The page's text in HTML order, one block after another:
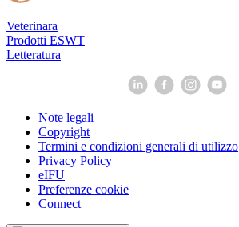
Veterinara
Prodotti ESWT
Letteratura
Note legali
Copyright
Termini e condizioni generali di utilizzo
Privacy Policy
eIFU
Preferenze cookie
Connect